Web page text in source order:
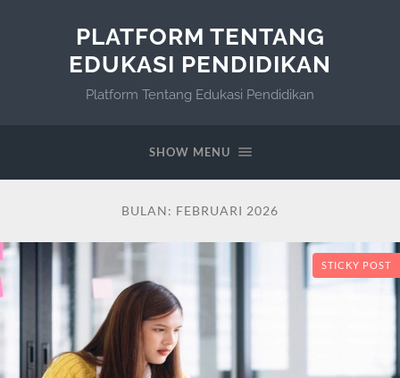
PLATFORM TENTANG
EDUKASI PENDIDIKAN
Platform Tentang Edukasi Pendidikan
SHOW MENU
BULAN: FEBRUARI 2026
STICKY POST